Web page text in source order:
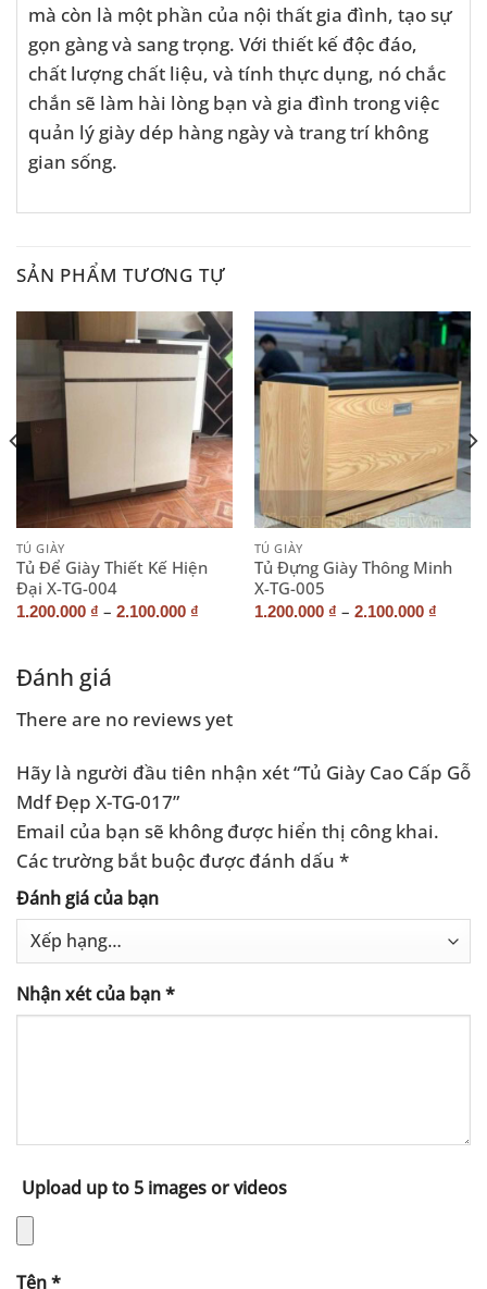
mà còn là một phần của nội thất gia đình, tạo sự
gọn gàng và sang trọng. Với thiết kế độc đáo,
chất lượng chất liệu, và tính thực dụng, nó chắc
chắn sẽ làm hài lòng bạn và gia đình trong việc
quản lý giày dép hàng ngày và trang trí không
gian sống.
SẢN PHẨM TƯƠNG TỰ
TỦ GIÀY
Tủ Để Giày Thiết Kế Hiện
Đại X-TG-004
1.200.000 ₫ – 2.100.000 ₫
TỦ GIÀY
Tủ Đựng Giày Thông Minh
X-TG-005
1.200.000 ₫ – 2.100.000 ₫
Đánh giá
There are no reviews yet
Hãy là người đầu tiên nhận xét “Tủ Giày Cao Cấp Gỗ
Mdf Đẹp X-TG-017”
Email của bạn sẽ không được hiển thị công khai.
Các trường bắt buộc được đánh dấu *
Đánh giá của bạn
Nhận xét của bạn*
Upload up to 5 images or videos
Tên*